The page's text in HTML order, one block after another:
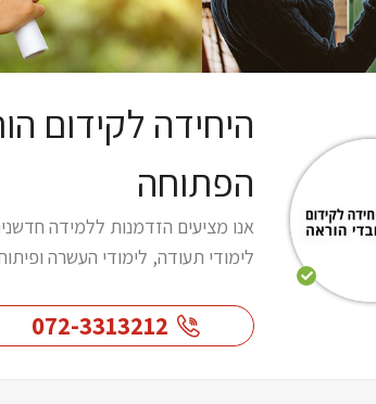
היחידה לקידום
הפתוחה
אנו מציעים הזדמנות ללמידה
לימודי תעודה, לימודי העשרה
072-3313212